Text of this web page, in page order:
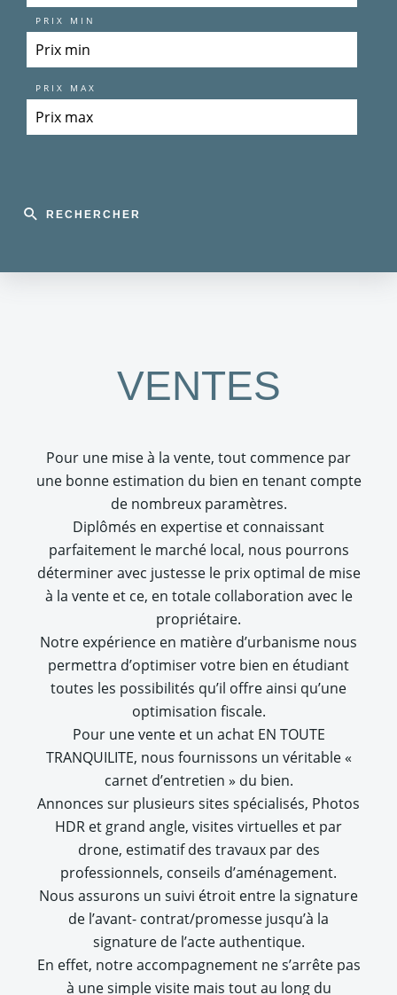
PRIX MIN
PRIX MAX
RECHERCHER
VENTES
Pour une mise à la vente, tout commence par
une bonne estimation du bien en tenant compte
de nombreux paramètres.
Diplômés en expertise et connaissant
parfaitement le marché local, nous pourrons
déterminer avec justesse le prix optimal de mise
à la vente et ce, en totale collaboration avec le
propriétaire.
Notre expérience en matière d’urbanisme nous
permettra d’optimiser votre bien en étudiant
toutes les possibilités qu’il offre ainsi qu’une
optimisation fiscale.
Pour une vente et un achat EN TOUTE
TRANQUILITE, nous fournissons un véritable «
carnet d’entretien » du bien.
Annonces sur plusieurs sites spécialisés, Photos
HDR et grand angle, visites virtuelles et par
drone, estimatif des travaux par des
professionnels, conseils d’aménagement.
Nous assurons un suivi étroit entre la signature
de l’avant- contrat/promesse jusqu’à la
signature de l’acte authentique.
En effet, notre accompagnement ne s’arrête pas
à une simple visite mais tout au long du